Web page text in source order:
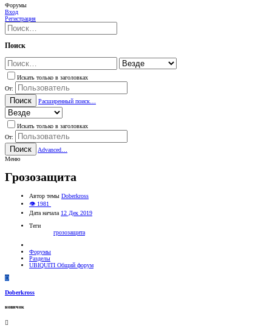
Форумы
Вход
Регистрация
Поиск
Искать только в заголовках
От:
Поиск Расширенный поиск…
Искать только в заголовках
От:
Поиск
Advanced…
Меню
Грозозащита
Автор темы Doberkross
👁 1981
Дата начала 12 Дек 2019
Теги
грозозащита
Форумы
Разделы
UBIQUITI Общий форум
D
Doberkross
новичок